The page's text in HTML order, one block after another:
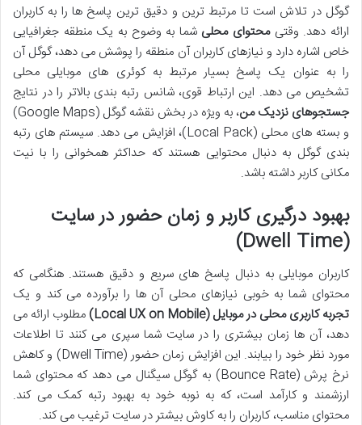
گوگل در تلاش است تا مرتبط ترین و دقیق ترین پاسخ ها را به کاربران
ارائه دهد. وقتیمحتوای محلی شما به وضوح به یک منطقه جغرافیایی
خاص اشاره دارد و نیازهای کاربران آن منطقه را پوشش می دهد، گوگل آن
را به عنوان یک پاسخ بسیار مرتبط به کوئری های موبایلی محلی
تشخیص می دهد. این ارتباط قوی، شانس رتبه بندی بالاتر را در نتایج
جستجوهای نزدیک من
، به ویژه در بخش نقشه گوگل (Google Maps)
و بسته های محلی (Local Pack)، افزایش می دهد. سیستم های رتبه
بندی گوگل به دنبال محتوایی هستند که حداکثر همخوانی را با نیت
مکانی کاربر داشته باشد.
بهبود درگیری کاربر و زمان حضور در سایت
(Dwell Time)
کاربران موبایلی به دنبال پاسخ های سریع و دقیق هستند. هنگامی که
محتوای شما به خوبی نیازهای محلی آن ها را برآورده می کند و یک
تجربه کاربری محلی در موبایل (Local UX on Mobile)
مطلوب ارائه می
دهد، آن ها زمان بیشتری را در سایت شما سپری می کنند تا اطلاعات
مورد نظر خود را بیابند. این افزایش زمان حضور (Dwell Time) و کاهش
نرخ پرش (Bounce Rate) به گوگل سیگنال می دهد که محتوای شما
ارزشمند و کارآمد است، که به نوبه خود به بهبود رتبه کمک می کند.
محتوای مناسب، کاربران را به کاوش بیشتر در سایت ترغیب می کند.